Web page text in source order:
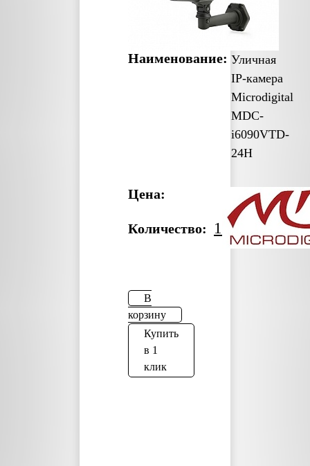
Наименование: Уличная
IP-камера
Microdigital
MDC-
i6090VTD-
24H
Цена:
Количество: 1
В
корзину
Купить
в 1
клик